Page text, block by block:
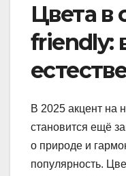
Цвета в
friendly:
В 2025 акцент на
становится ещё
о природе и
популярность.